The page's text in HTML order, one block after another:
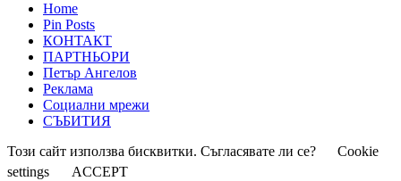
Home
Pin Posts
КОНТАКТ
ПАРТНЬОРИ
Петър Ангелов
Реклама
Социални мрежи
СЪБИТИЯ
Този сайт използва бисквитки. Съгласявате ли се?
Cookie
settings
ACCEPT